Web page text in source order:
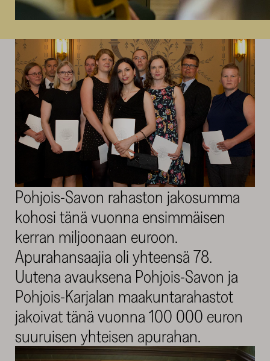
Pohjois-Savon rahaston jakosumma
kohosi tänä vuonna ensimmäisen
kerran miljoonaan euroon.
Apurahansaajia oli yhteensä 78.
Uutena avauksena Pohjois-Savon ja
Pohjois-Karjalan maakuntarahastot
jakoivat tänä vuonna 100 000 euron
suuruisen yhteisen apurahan.